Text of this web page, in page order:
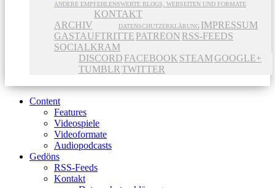
ANDERE EMPFEHLENSWERTE BLOGS, WEBSEITEN UND FORMATE
ARCHIV
KONTAKT
DATENSCHUTZERKLÄRUNG IMPRESSUM
GASTAUFTRITTE PATREON RSS-FEEDS
SOCIALKRAM
DISCORD FACEBOOK STEAMGOOGLE+
TUMBLR TWITTER
Content
Features
Videospiele
Videoformate
Audiopodcasts
Gedöns
RSS-Feeds
Kontakt